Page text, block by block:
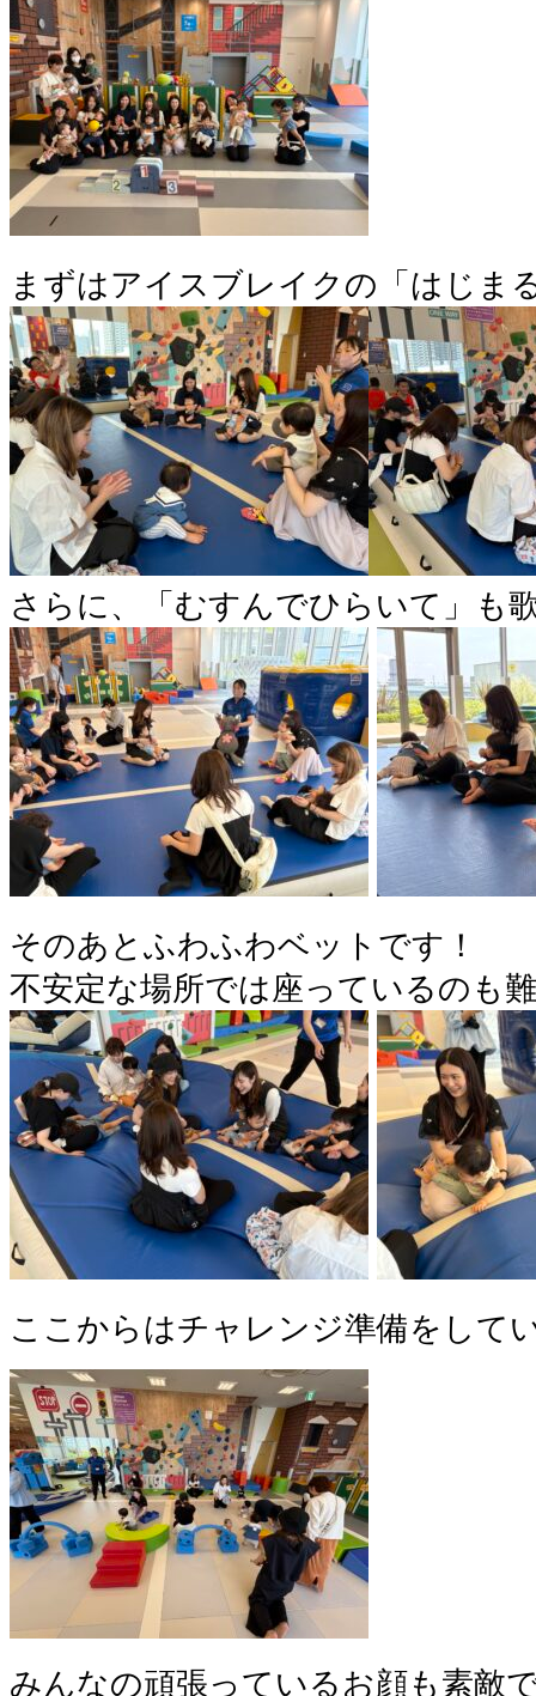
まずはアイスブレイクの「はじま
さらに、「むすんでひらいて」も
そのあとふわふわベットです！
不安定な場所では座っているのも
ここからはチャレンジ準備をして
みんなの頑張っているお顔も素敵